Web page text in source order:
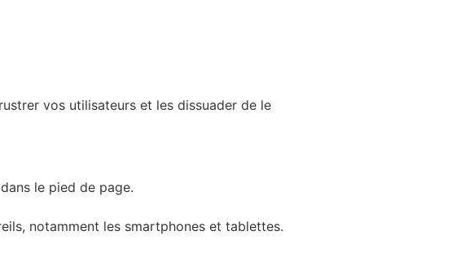
vos utilisateurs et les dissuader de le
le pied de page.
notamment les smartphones et tablettes.